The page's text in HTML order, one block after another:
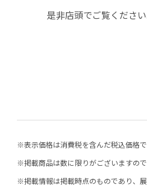
是非店頭でご覧ください
※表示価格は消費税を含んだ税込価格で
※掲載商品は数に限りがございますの
※掲載情報は掲載時点のものであり、